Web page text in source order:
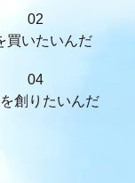
02
買いたいんだ
04
創りたいんだ